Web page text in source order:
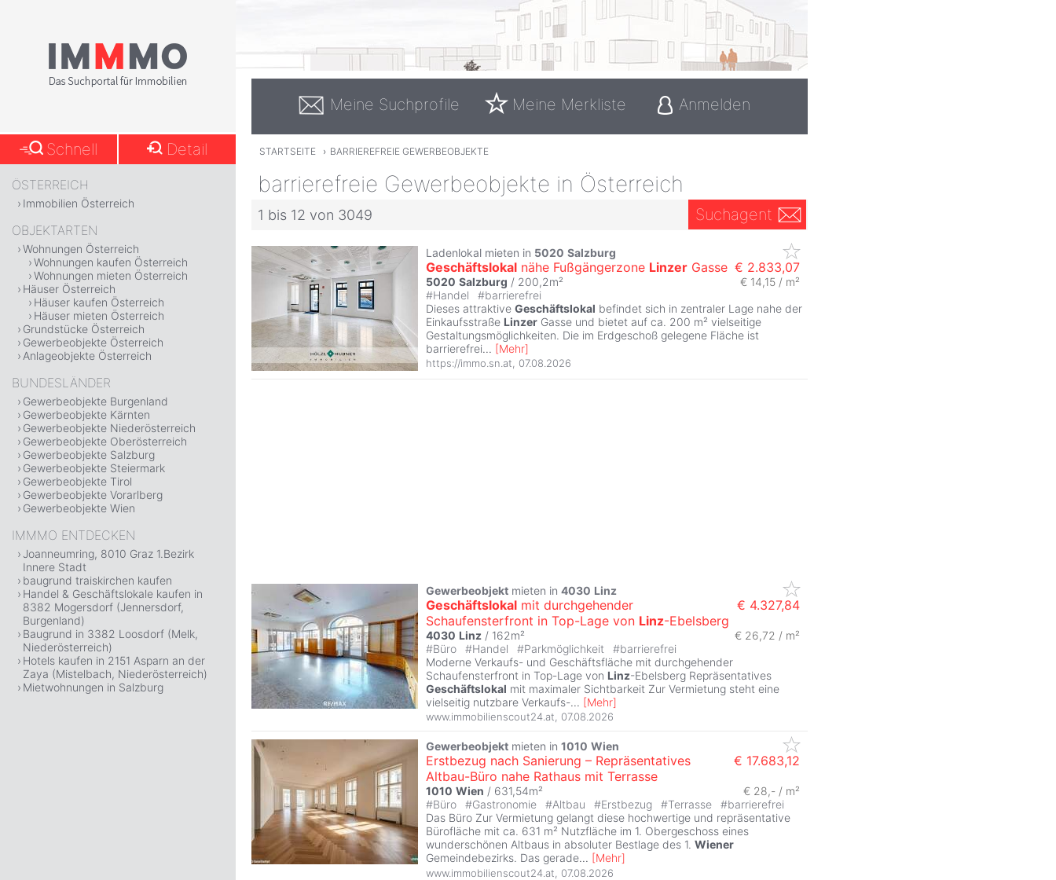
Meine Suchprofile Meine Merkliste Anmelden
STARTSEITE › BARRIEREFREIE GEWERBEOBJEKTE
barrierefreie Gewerbeobjekte in Österreich
1 bis 12 von 3049 Suchagent
Ladenlokal mieten in 5020 Salzburg
Geschäftslokal nähe Fußgängerzone Linzer Gasse € 2.833,07
5020 Salzburg / 200,2m²
€ 14,15 / m²
#Handel #barrierefrei
Dieses attraktive Geschäftslokal befindet sich in zentraler Lage nahe der
Einkaufsstraße Linzer Gasse und bietet auf ca. 200 m² vielseitige
Gestaltungsmöglichkeiten. Die im Erdgeschoß gelegene Fläche ist
barrierefrei... [Mehr]
https://immo.sn.at 07.08.2026
Gewerbeobjekt mieten in 4030 Linz
Geschäftslokal mit durchgehender
Schaufensterfront in Top-Lage von Linz-Ebelsberg
€ 4.327,84
4030 Linz / 162m²
€ 26,72 / m²
#Büro #Handel #Parkmöglichkeit #barrierefrei
Moderne Verkaufs- und Geschäftsfläche mit durchgehender
Schaufensterfront in Top-Lage von Linz-Ebelsberg Repräsentatives
Geschäftslokal mit maximaler Sichtbarkeit Zur Vermietung steht eine
vielseitig nutzbare Verkaufs-... [Mehr]
www.immobilienscout24.at 07.08.2026
Gewerbeobjekt mieten in 1010 Wien
Erstbezug nach Sanierung – Repräsentatives
Altbau-Büro nahe Rathaus mit Terrasse
€ 17.683,12
1010 Wien / 631,54m²
€ 28,- / m²
#Büro #Gastronomie #Altbau #Erstbezug #Terrasse #barrierefrei
Das Büro Zur Vermietung gelangt diese hochwertige und repräsentative
Bürofläche mit ca. 631 m² Nutzfläche im 1. Obergeschoss eines
wunderschönen Altbaus in absoluter Bestlage des 1. Wiener
Gemeindebezirks. Das gerade... [Mehr]
www.immobilienscout24.at 07.08.2026
Schnell Detail
ÖSTERREICH
Immobilien Österreich
OBJEKTARTEN
Wohnungen Österreich
Wohnungen kaufen Österreich
Wohnungen mieten Österreich
Häuser Österreich
Häuser kaufen Österreich
Häuser mieten Österreich
Grundstücke Österreich
Gewerbeobjekte Österreich
Anlageobjekte Österreich
BUNDESLÄNDER
Gewerbeobjekte Burgenland
Gewerbeobjekte Kärnten
Gewerbeobjekte Niederösterreich
Gewerbeobjekte Oberösterreich
Gewerbeobjekte Salzburg
Gewerbeobjekte Steiermark
Gewerbeobjekte Tirol
Gewerbeobjekte Vorarlberg
Gewerbeobjekte Wien
IMMMO ENTDECKEN
Joanneumring, 8010 Graz 1.Bezirk
Innere Stadt
baugrund traiskirchen kaufen
Handel & Geschäftslokale kaufen in
8382 Mogersdorf (Jennersdorf,
Burgenland)
Baugrund in 3382 Loosdorf (Melk,
Niederösterreich)
Hotels kaufen in 2151 Asparn an der
Zaya (Mistelbach, Niederösterreich)
Mietwohnungen in Salzburg